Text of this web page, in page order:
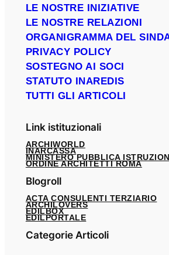
LE NOSTRE INIZIATIVE
LE NOSTRE RELAZIONI
ORGANIGRAMMA DEL
PRIVACY POLICY
SOSTEGNO AI SOCI
STATUTO INAREDIS
TUTTI GLI ARTICOLI
Link istituzionali
ARCHIWORLD
INARCASSA
MINISTERO PUBBLICA
ORDINE ARCHITETTI ROMA
Blogroll
ACTA CONSULENTI TERZIARIO
ARCHILOVERS
EDILBOX
EDILPORTALE
Categorie Articoli